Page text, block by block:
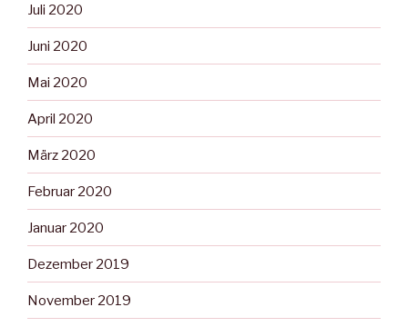
Juli 2020
Juni 2020
Mai 2020
April 2020
März 2020
Februar 2020
Januar 2020
Dezember 2019
November 2019